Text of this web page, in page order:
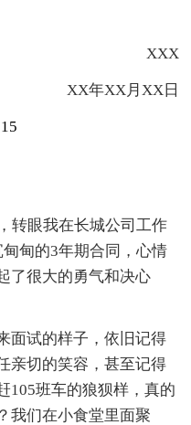
XXX
XX年XX月XX日
转眼我在长城公司工作
甸的3年期合同，心情
了很大的勇气和决心
面试的样子，依旧记得
亲切的笑容，甚至记得
105班车的狼狈样，真的
我们在小食堂里面聚